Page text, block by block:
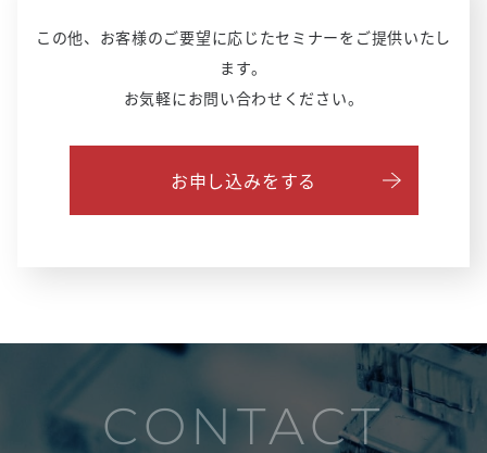
この他、お客様のご要望に応じたセミナーをご提供いたし
ます。
お気軽にお問い合わせください。
お申し込みをする
CONTACT